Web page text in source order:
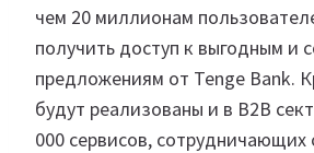
чем 20 миллионам
получить доступ к выгодным и
предложениям от Tenge Bank.
будут реализованы и в В2В
000 сервисов, сотрудничающих